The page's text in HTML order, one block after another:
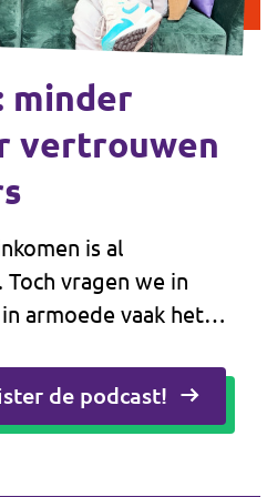
minder
vertrouwen
is al
vragen we in
armoede vaak het
opnieuw
is. Hulp is er,
de podcast!